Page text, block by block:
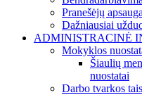
Pranešėjų apsauga
Dažniausiai
ADMINISTRACINĖ
Mokyklos
Šiaulių
nuostatai
Darbo tvarkos